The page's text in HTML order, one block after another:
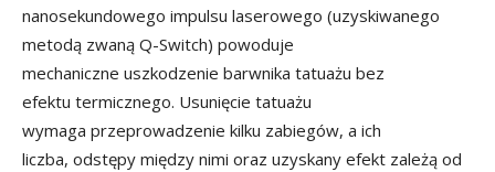
nanosekundowego impulsu laserowego (uzyskiwanego
metodą zwaną Q-Switch) powoduje
mechaniczne uszkodzenie barwnika tatuażu bez
efektu termicznego. Usunięcie tatuażu
wymaga przeprowadzenie kilku zabiegów, a ich
liczba, odstępy między nimi oraz uzyskany efekt zależą od